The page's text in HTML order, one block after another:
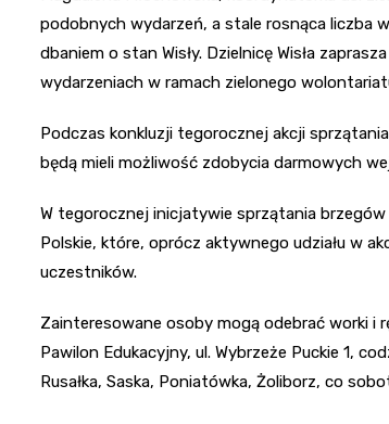
podobnych wydarzeń, a stale rosnąca liczba
dbaniem o stan Wisły. Dzielnicę Wisła
wydarzeniach w ramach zielonego
Podczas konkluzji tegorocznej akcji
będą mieli możliwość zdobycia darmowych
W tegorocznej inicjatywie sprzątania brzegów
Polskie, które, oprócz aktywnego udziału w
uczestników.
Zainteresowane osoby mogą odebrać worki i
Pawilon Edukacyjny, ul. Wybrzeże Puckie 1,
Rusałka, Saska, Poniatówka, Żoliborz, co